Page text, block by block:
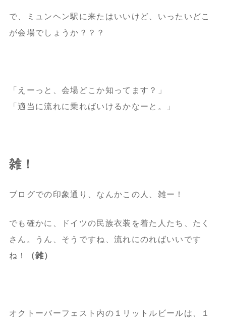
で、ミュンヘン駅に来たはいいけど、いったいどこ
が会場でしょうか？？？
「えーっと、会場どこか知ってます？」
「適当に流れに乗ればいけるかなーと。」
雑！
ブログでの印象通り、なんかこの人、雑ー！
でも確かに、ドイツの民族衣装を着た人たち、たく
さん。うん、そうですね、流れにのればいいです
ね！
（雑）
オクトーバーフェスト内の１リットルビールは、１